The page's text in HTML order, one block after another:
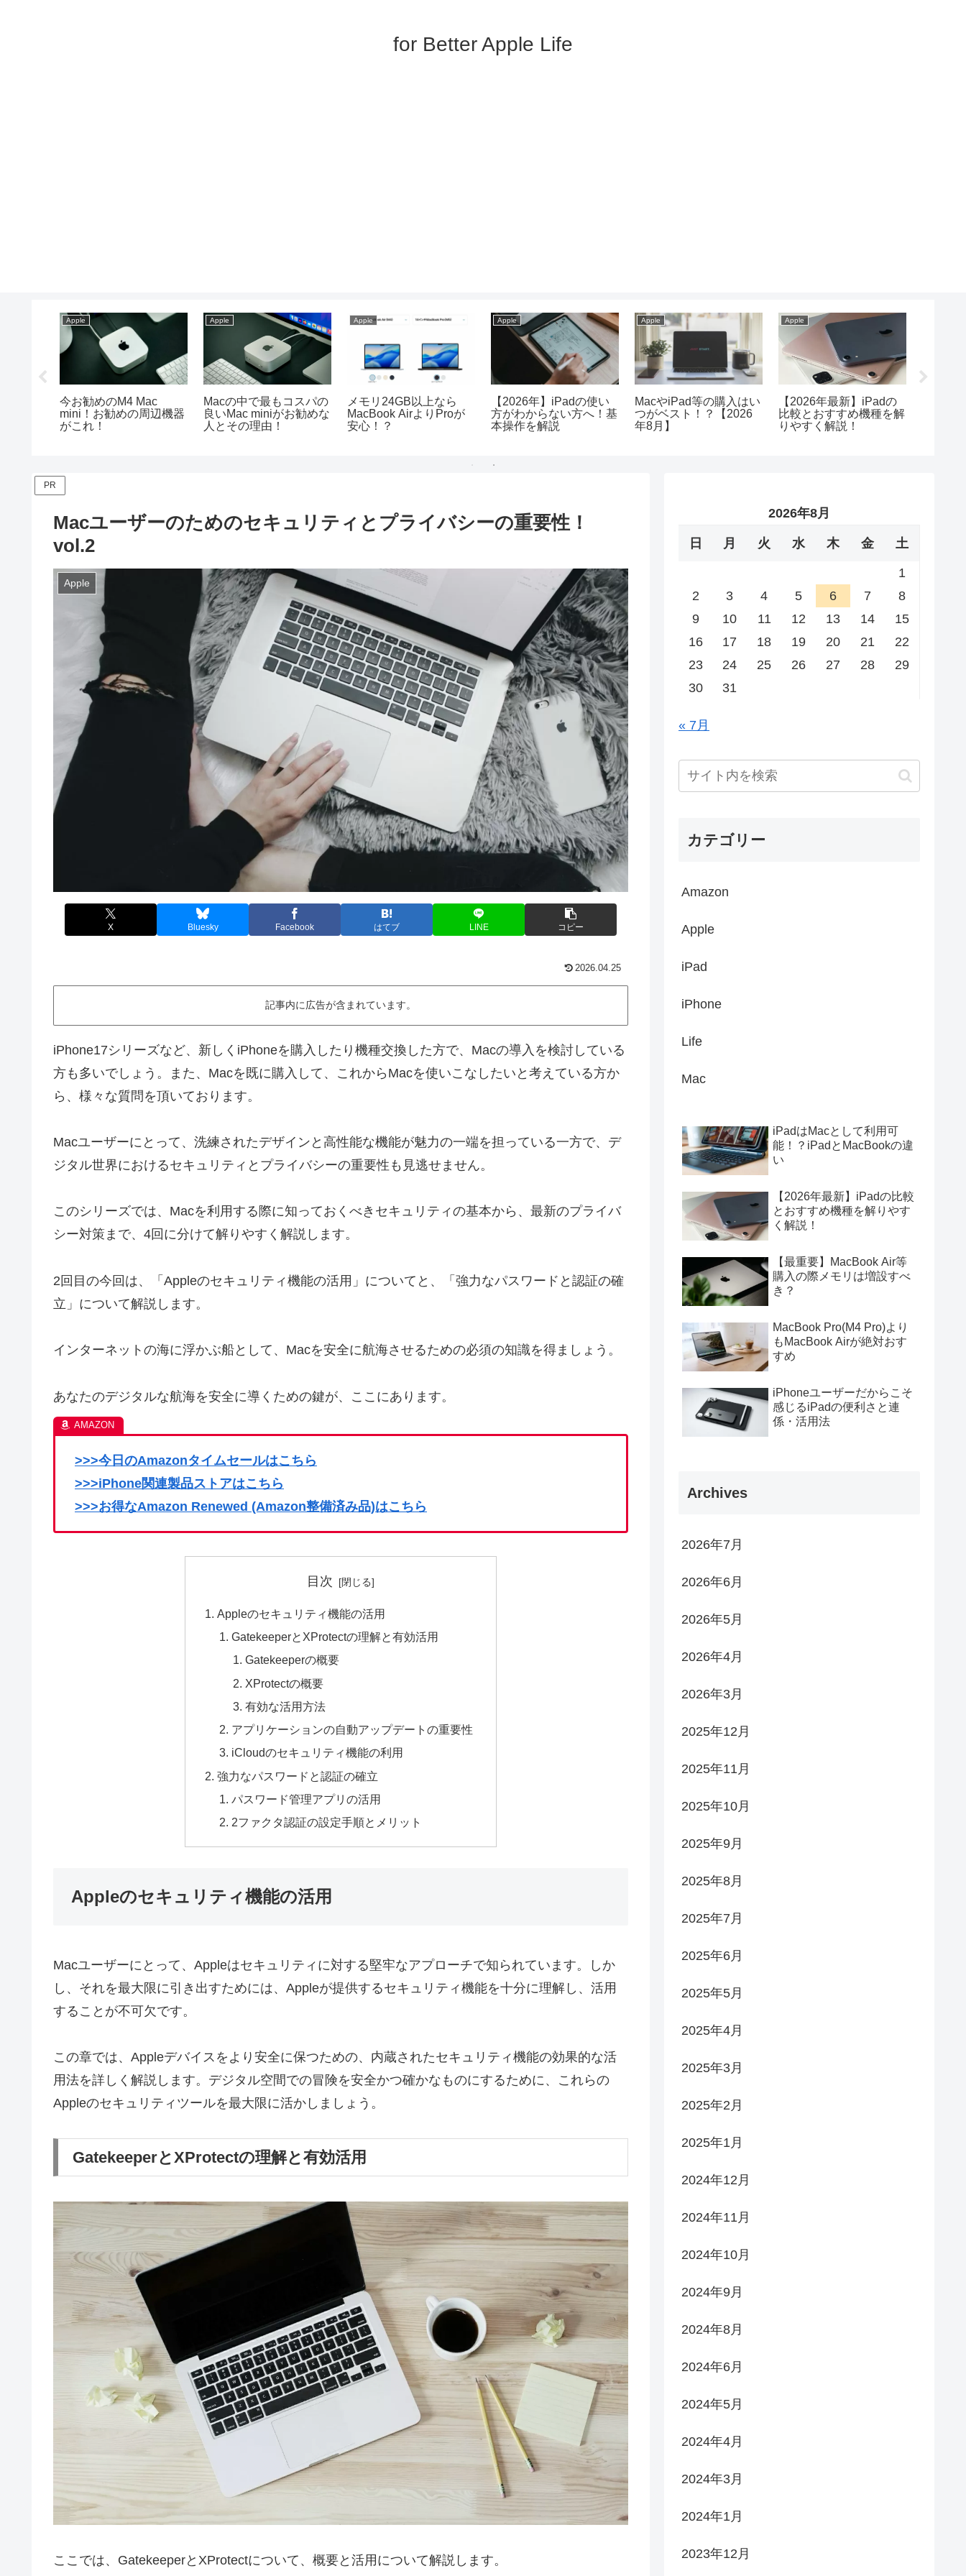
for Better Apple Life
Apple
今お勧めのM4 Mac
mini！お勧めの周辺機器
がこれ！
Apple
Macの中で最もコスパの
良いMac miniがお勧めな
人とその理由！
Apple
メモリ24GB以上なら
MacBook AirよりProが
安心！？
Apple
【2026年】iPadの使い
方がわからない方へ！基
本操作を解説
Apple
MacやiPad等の購入はい
つがベスト！？【2026
年8月】
Apple
【2026年最新】iPadの
比較とおすすめ機種を解
りやすく解説！
PR
Macユーザーのためのセキュリティとプライバシーの重要性！
vol.2
Apple
X Bluesky Facebook はてブ LINE コピー
2026.04.25
記事内に広告が含まれています。
iPhone17シリーズなど、新しくiPhoneを購入したり機種交換した方で、Macの導入を検討している
方も多いでしょう。また、Macを既に購入して、これからMacを使いこなしたいと考えている方か
ら、様々な質問を頂いております。
Macユーザーにとって、洗練されたデザインと高性能な機能が魅力の一端を担っている一方で、デ
ジタル世界におけるセキュリティとプライバシーの重要性も見逃せません。
このシリーズでは、Macを利用する際に知っておくべきセキュリティの基本から、最新のプライバ
シー対策まで、4回に分けて解りやすく解説します。
2回目の今回は、「Appleのセキュリティ機能の活用」についてと、「強力なパスワードと認証の確
立」について解説します。
インターネットの海に浮かぶ船として、Macを安全に航海させるための必須の知識を得ましょう。
あなたのデジタルな航海を安全に導くための鍵が、ここにあります。
>>>今日のAmazonタイムセールはこちら
>>>iPhone関連製品ストアはこちら
>>>お得なAmazon Renewed (Amazon整備済み品)はこちら
目次
Appleのセキュリティ機能の活用
GatekeeperとXProtectの理解と有効活用
Gatekeeperの概要
XProtectの概要
有効な活用方法
アプリケーションの自動アップデートの重要性
iCloudのセキュリティ機能の利用
強力なパスワードと認証の確立
パスワード管理アプリの活用
2ファクタ認証の設定手順とメリット
Appleのセキュリティ機能の活用
Macユーザーにとって、Appleはセキュリティに対する堅牢なアプローチで知られています。しか
し、それを最大限に引き出すためには、Appleが提供するセキュリティ機能を十分に理解し、活用
することが不可欠です。
この章では、Appleデバイスをより安全に保つための、内蔵されたセキュリティ機能の効果的な活
用法を詳しく解説します。デジタル空間での冒険を安全かつ確かなものにするために、これらの
Appleのセキュリティツールを最大限に活かしましょう。
GatekeeperとXProtectの理解と有効活用
ここでは、GatekeeperとXProtectについて、概要と活用について解説します。
2026年8月
日 月 火 水 木 金 土
1
2
3 4 5 6 7
8
9
10 11 12 13 14
15
16
17 18 19 20 21
22
23
24 25 26 27 28
29
30
31
« 7月
カテゴリー
Amazon
Apple
iPad
iPhone
Life
Mac
iPadはMacとして利用可
能！？iPadとMacBookの違
い
【2026年最新】iPadの比較
とおすすめ機種を解りやす
く解説！
【最重要】MacBook Air等
購入の際メモリは増設すべ
き？
MacBook Pro(M4 Pro)より
もMacBook Airが絶対おす
すめ
iPhoneユーザーだからこそ
感じるiPadの便利さと連
係・活用法
Archives
2026年7月
2026年6月
2026年5月
2026年4月
2026年3月
2025年12月
2025年11月
2025年10月
2025年9月
2025年8月
2025年7月
2025年6月
2025年5月
2025年4月
2025年3月
2025年2月
2025年1月
2024年12月
2024年11月
2024年10月
2024年9月
2024年8月
2024年6月
2024年5月
2024年4月
2024年3月
2024年1月
2023年12月